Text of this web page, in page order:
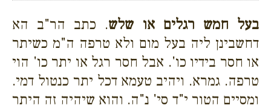
בעל חמש רגלים או שלש. כתב הר"ב הא
דחשבינן ליה בעל מום ולא טרפה ה"מ כשיתר
או חסר בידיו כו'. אבל חסר רגל או יתר כו' הוי
טרפה. גמרא. ויהיב טעמא דכל יתר כנטול דמי.
ומסיים הטור י"ד סי' נ"ה. והוא שיהיה זה היתר